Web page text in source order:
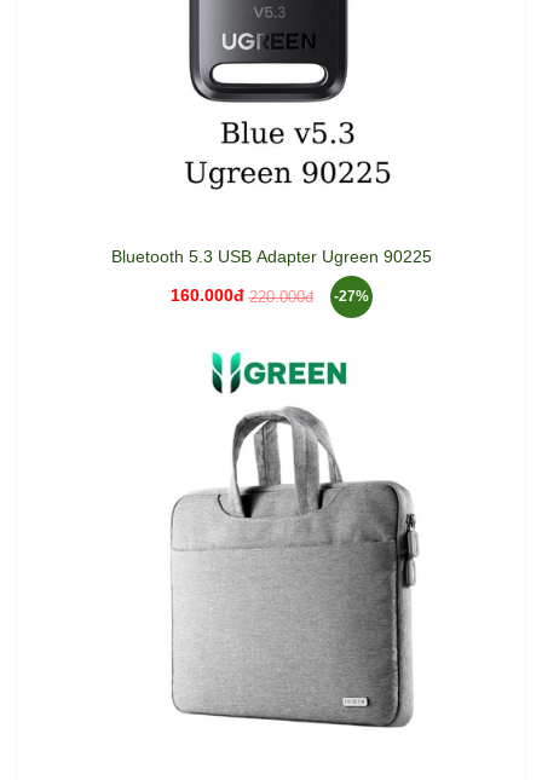
Bluetooth 5.3 USB Adapter Ugreen 90225
160.000đ 220.000đ -27%